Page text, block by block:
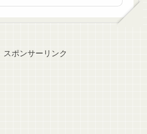
スポンサーリンク